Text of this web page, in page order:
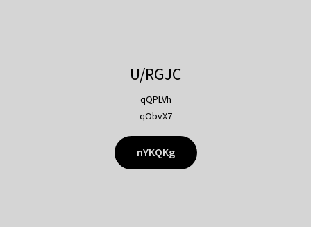
U/RGJC
qQPLVh
qObvX7
nYKQKg